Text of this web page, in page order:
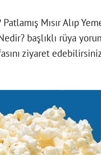
Mısır Alıp
başlıklı rüya
ziyaret